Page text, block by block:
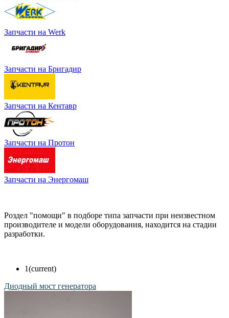
Запчасти на Werk
Запчасти на Бригадир
Запчасти на Кентавр
Запчасти на Протон
Запчасти на Энергомаш
Роздел "помощи" в подборе типа запчасти при неизвестном
производителе и модели оборудования, находится на стадии
разработки.
1(current)
Диодный мост генератора